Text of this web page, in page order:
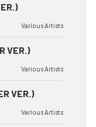
Various Artists
VER.)
Various Artists
VER.)
Various Artists